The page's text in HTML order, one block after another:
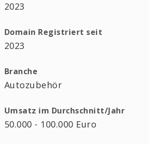
2023
Domain Registriert seit
2023
Branche
Autozubehör
Umsatz im Durchschnitt/Jahr
50.000 - 100.000 Euro